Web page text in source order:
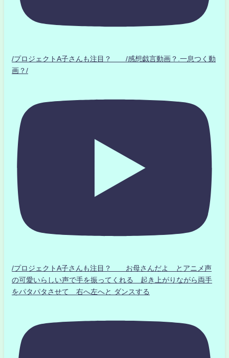
/プロジェクトA子さんも注目？ /感想戯言動画？.一息つく動
画？/
/プロジェクトA子さんも注目？ お母さんだよ とアニメ声
の可愛いらしい声で手を振ってくれる 起き上がりながら両手
をパタパタさせて 右へ左へと ダンスする